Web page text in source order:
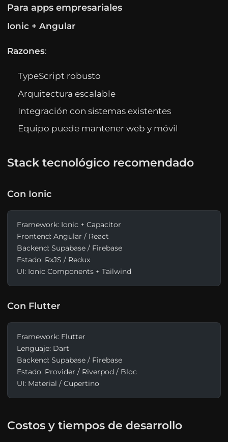
Para apps empresariales
Ionic + Angular
Razones:
TypeScript robusto
Arquitectura escalable
Integración con sistemas existentes
Equipo puede mantener web y móvil
Stack tecnológico recomendado
Con Ionic
Framework: Ionic + Capacitor
Frontend: Angular / React
Backend: Supabase / Firebase
Estado: RxJS / Redux
UI: Ionic Components + Tailwind
Con Flutter
Framework: Flutter
Lenguaje: Dart
Backend: Supabase / Firebase
Estado: Provider / Riverpod / Bloc
UI: Material / Cupertino
Costos y tiempos de desarrollo